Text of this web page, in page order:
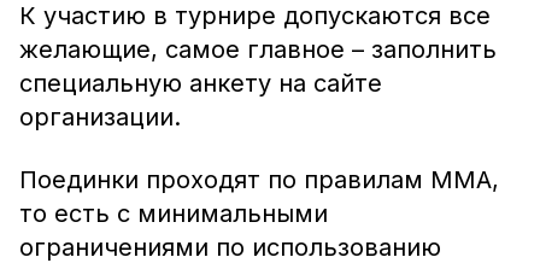
К участию в турнире допускаются все
желающие, самое главное – заполнить
специальную анкету на сайте
организации.
Поединки проходят по правилам MMA,
то есть с минимальными
ограничениями по использованию